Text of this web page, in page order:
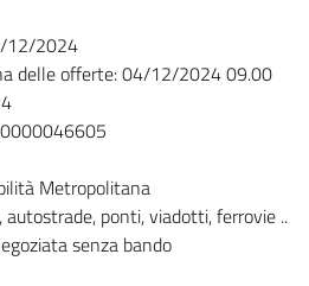
12/2024
delle offerte: 04/12/2024 09.00
Metropolitana
autostrade, ponti, viadotti, ferrovie ..
senza bando